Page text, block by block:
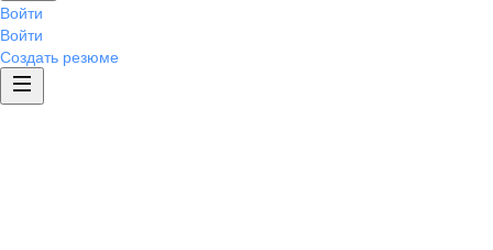
Войти
Войти
Создать резюме